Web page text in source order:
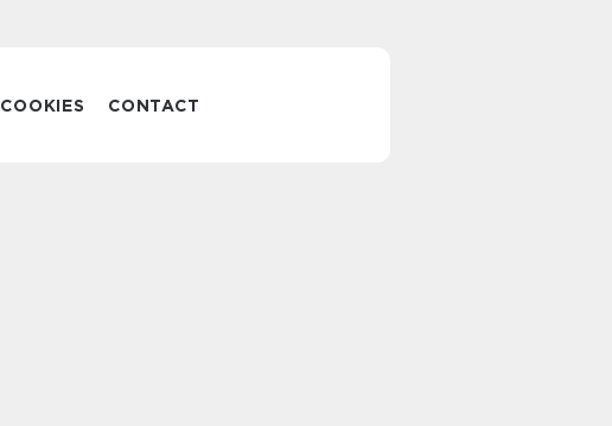
COOKIES CONTACT